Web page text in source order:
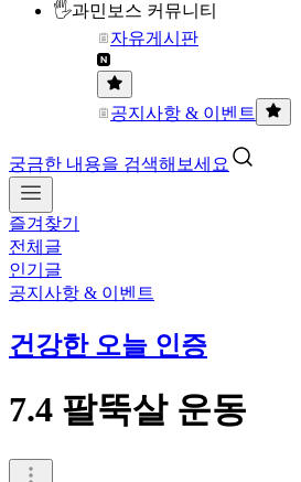
🖐과민보스 커뮤니티
자유게시판
공지사항 & 이벤트
궁금한 내용을 검색해보세요
즐겨찾기
전체글
인기글
공지사항 & 이벤트
건강한 오늘 인증
7.4 팔뚝살 운동